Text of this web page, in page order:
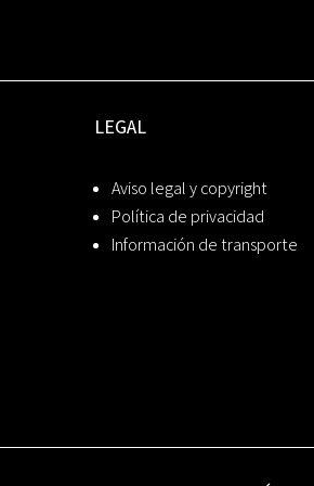
LEGAL
Aviso legal y copyright
Política de privacidad
Información de transporte